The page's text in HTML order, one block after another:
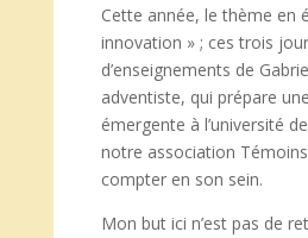
Cette année, le thème en
innovation » ; ces trois
d’enseignements de
adventiste, qui prépare
émergente à l’université
notre association
compter en son sein.
Mon but ici n’est pas de